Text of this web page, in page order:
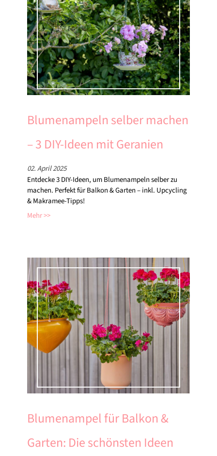
Blumenampeln selber machen
– 3 DIY-Ideen mit Geranien
02. April 2025
Entdecke 3 DIY-Ideen, um Blumenampeln selber zu
machen. Perfekt für Balkon & Garten – inkl. Upcycling
& Makramee-Tipps!
Mehr
Blumenampel für Balkon &
Garten: Die schönsten Ideen